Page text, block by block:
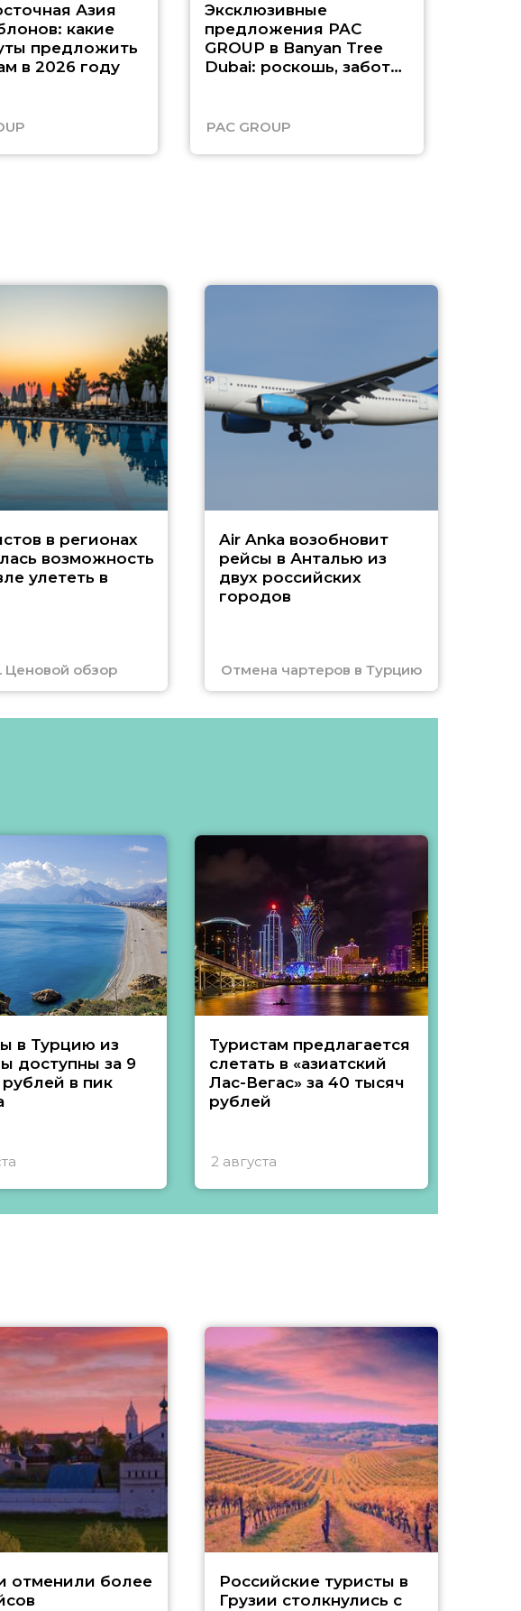
Азия
какие
предложить
в 2026 году
Эксклюзивные
предложения PAC
GROUP в Banyan Tree
Dubai: роскошь, забота
PAC GROUP
в регионах
возможность
улететь в
Ценовой обзор
Air Anka возобновит
рейсы в Анталью из
двух российских
городов
Отмена чартеров в Турцию
в Турцию из
доступны за 9
в пик
Туристам предлагается
слетать в «азиатский
Лас-Вегас» за 40 тысяч
рублей
2 августа
отменили более
Российские туристы в
Грузии столкнулись с